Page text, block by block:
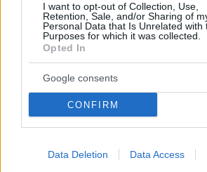
I want to opt-out of Collection, Use,
Retention, Sale, and/or Sharing of
Personal Data that Is Unrelated with
Purposes for which it was collected.
Opted In
Google consents
CONFIRM
Data Deletion Data Access